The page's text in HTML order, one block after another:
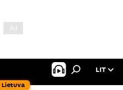
Lietuva
LIT